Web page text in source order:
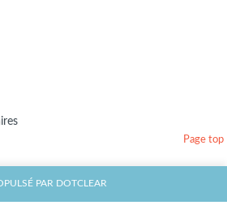
PAR DOTCLEAR
Page top